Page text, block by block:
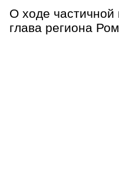
О ходе частичной
глава региона